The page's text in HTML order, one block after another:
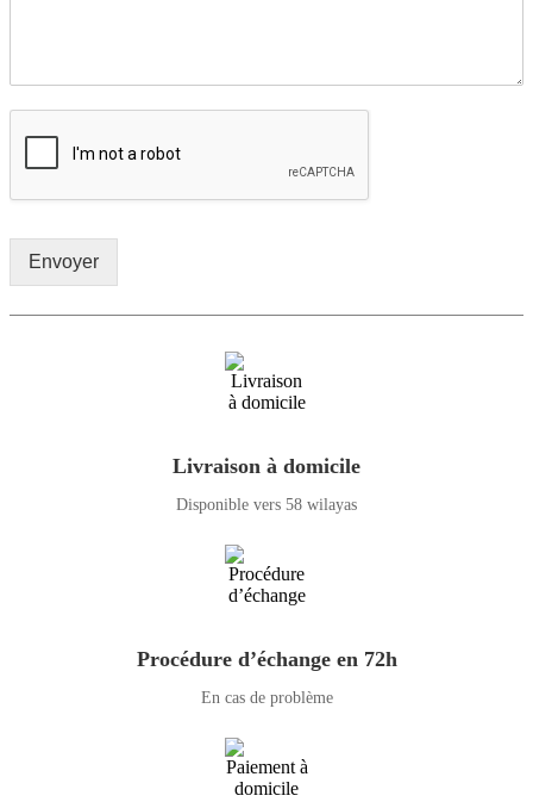
Envoyer
Livraison à domicile
Disponible vers 58 wilayas
Procédure d’échange en 72h
En cas de problème